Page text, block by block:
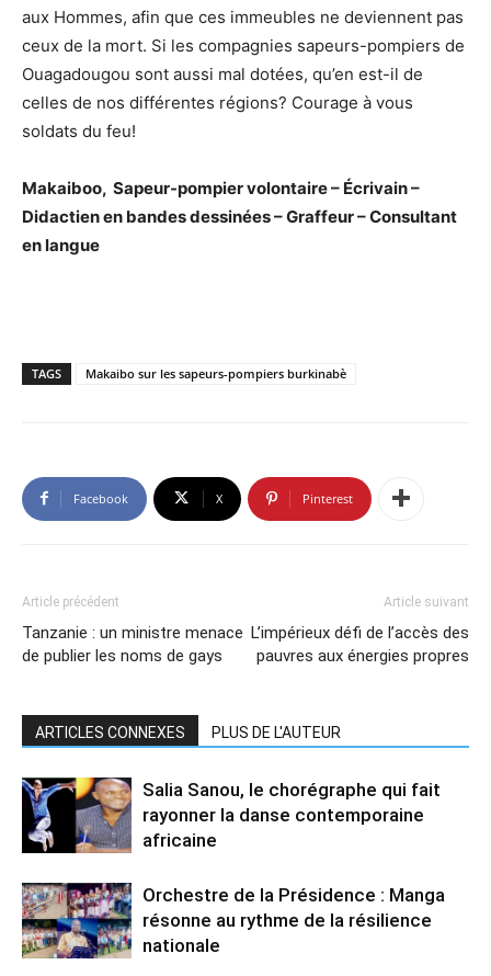
aux Hommes, afin que ces immeubles ne deviennent pas
ceux de la mort. Si les compagnies sapeurs-pompiers de
Ouagadougou sont aussi mal dotées, qu’en est-il de
celles de nos différentes régions? Courage à vous
soldats du feu!
Makaiboo, Sapeur-pompier volontaire – Écrivain –
Didactien en bandes dessinées – Graffeur – Consultant
en langue
TAGS Makaibo sur les sapeurs-pompiers burkinabè
Facebook X Pinterest
Article précédent
Tanzanie : un ministre menace
de publier les noms de gays
Article suivant
L’impérieux défi de l’accès des
pauvres aux énergies propres
ARTICLES CONNEXES PLUS DE L'AUTEUR
Salia Sanou, le chorégraphe qui fait
rayonner la danse contemporaine
africaine
Orchestre de la Présidence : Manga
résonne au rythme de la résilience
nationale